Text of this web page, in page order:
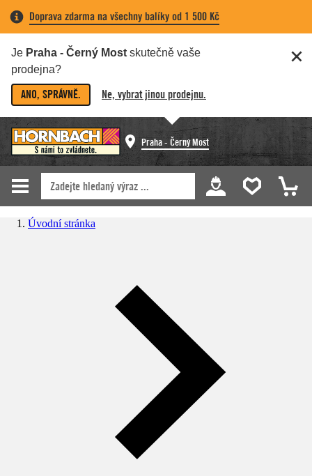
Doprava zdarma na všechny balíky od 1 500 Kč
Je Praha - Černý Most skutečně vaše
prodejna?
ANO, SPRÁVNĚ. Ne, vybrat jinou prodejnu.
Praha - Černý Most
Úvodní stránka